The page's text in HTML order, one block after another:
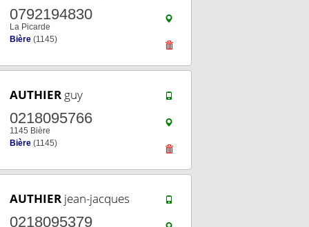
0792194830
La Picarde
Bière (1145)
AUTHIER guy
0218095766
1145 Bière
Bière (1145)
AUTHIER jean-jacques
0218095379